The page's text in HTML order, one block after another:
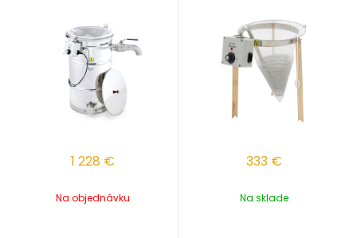
1 228 €
Na objednávku
333 €
Na sklade